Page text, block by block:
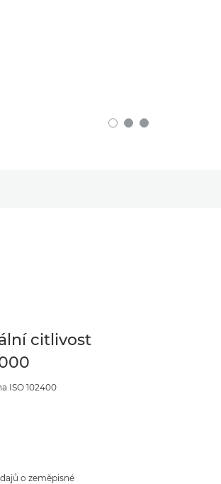
citlivost
ISO 102400
o zeměpisné